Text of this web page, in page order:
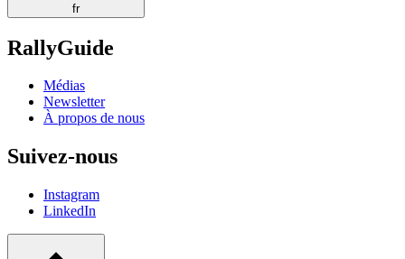
fr
RallyGuide
Médias
Newsletter
À propos de nous
Suivez-nous
Instagram
LinkedIn